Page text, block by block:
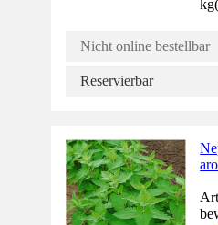
kg(
Nicht online bestellbar
Reservierbar